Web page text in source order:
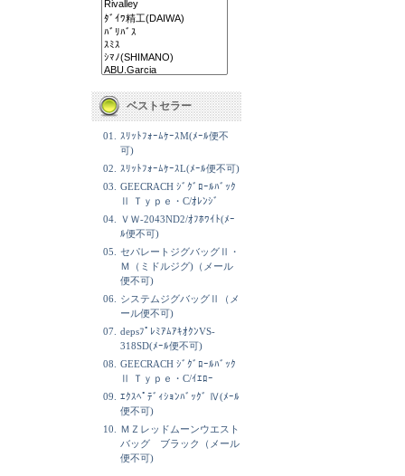
ベストセラー
01.
ｽﾘｯﾄﾌｫｰﾑｹｰｽM(ﾒｰﾙ便不
可)
02.
ｽﾘｯﾄﾌｫｰﾑｹｰｽL(ﾒｰﾙ便不可)
03.
GEECRACH ｼﾞｸﾞﾛｰﾙﾊﾞｯｸ
Ⅱ Ｔｙｐｅ・C/ｵﾚﾝｼﾞ
04.
ＶＷ-2043ND2/ｵﾌﾎﾜｲﾄ(ﾒｰ
ﾙ便不可)
05.
セパレートジグバッグⅡ・
Ｍ（ミドルジグ)（メール
便不可)
06.
システムジグバッグⅡ（メ
ール便不可)
07. depsﾌﾟﾚﾐｱﾑｱｷｵｸﾝVS-
318SD(ﾒｰﾙ便不可)
08.
GEECRACH ｼﾞｸﾞﾛｰﾙﾊﾞｯｸ
Ⅱ Ｔｙｐｅ・C/ｲｴﾛｰ
09.
ｴｸｽﾍﾟﾃﾞｨｼｮﾝﾊﾞｯｸﾞ Ⅳ(ﾒｰﾙ
便不可)
10.
ＭＺレッドムーンウエスト
バッグ ブラック（メール
便不可)